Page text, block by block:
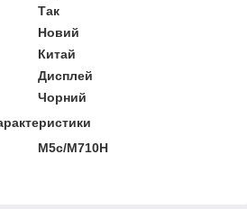
Так
Новий
Китай
Дисплей
Чорний
M5c/M710H